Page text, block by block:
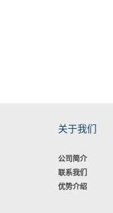
关于我们
公司简介
联系我们
优势介绍